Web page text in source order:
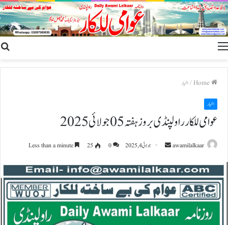
Menu
/اخبار
اخبار
عوامی للکار راولپنڈی بروز ہفتہ 05 جولائی 2025
awamilalkaar
Send
email
جولائی 4, 2025 0
25